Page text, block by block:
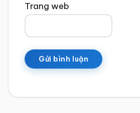
Trang web